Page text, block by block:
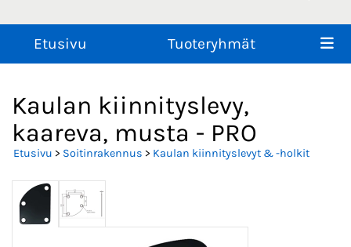
Etusivu Tuoteryhmät
Kaulan kiinnityslevy,
kaareva, musta - PRO
Etusivu > Soitinrakennus > Kaulan kiinnityslevyt & -holkit